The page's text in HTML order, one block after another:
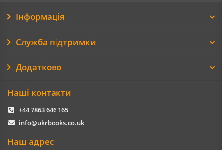
Інформація
Служба підтримки
Додатково
Наші контакти
+44 7863 646 165
info@ukrbooks.co.uk
Наш адрес